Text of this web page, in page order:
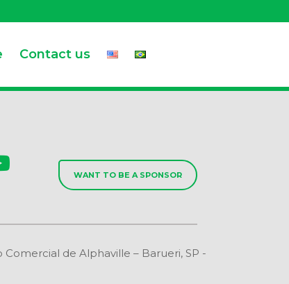
Contact us
WANT TO BE A SPONSOR
Comercial de Alphaville – Barueri, SP -